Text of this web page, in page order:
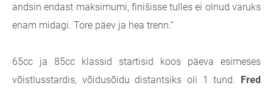
andsin endast maksimumi, finišisse tulles ei olnud varuks
enam midagi. Tore päev ja hea trenn.“
65cc ja 85cc klassid startisid koos päeva esimeses
võistlusstardis, võidusõidu distantsiks oli 1 tund. Fred